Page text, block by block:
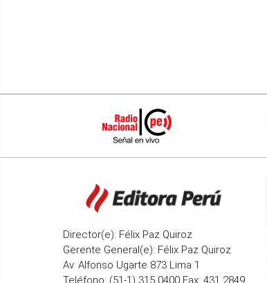
Director(e): Félix Paz Quiroz
Gerente General(e): Félix Paz Quiroz
Av. Alfonso Ugarte 873 Lima 1
Teléfono: (51-1) 315 0400 Fax: 431 2849